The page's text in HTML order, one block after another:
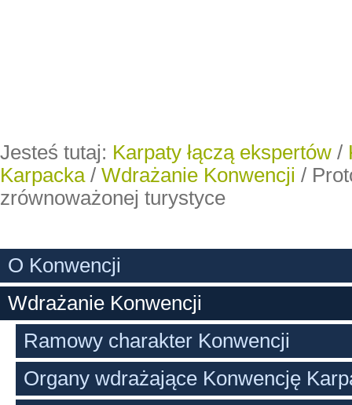
Jesteś tutaj: Karpaty łączą ekspertów /
Karpacka/ Wdrażanie Konwencji /
zrównoważonej turystyce
O Konwencji
Wdrażanie Konwencji
Ramowy charakter Konwencji
Organy wdrażające Konwencję